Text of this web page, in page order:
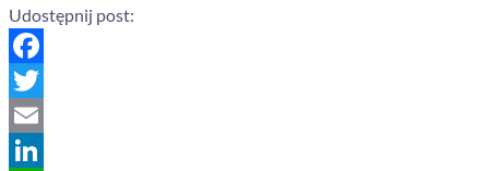
Udostępnij post:
Facebook
Twitter
Email